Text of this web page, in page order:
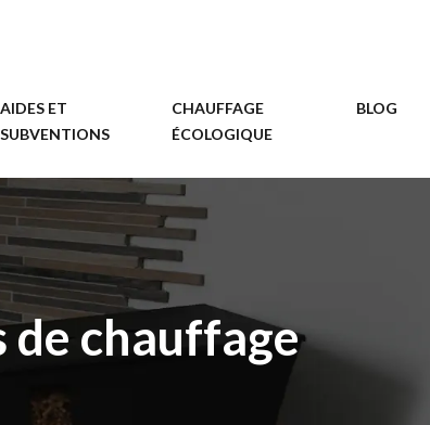
AIDES ET
SUBVENTIONS
CHAUFFAGE
ÉCOLOGIQUE
BLOG
de chauffage